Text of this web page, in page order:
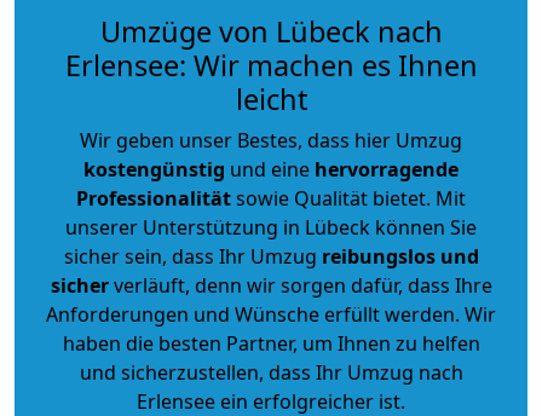
Umzüge von Lübeck nach
Erlensee: Wir machen es Ihnen
leicht
Wir geben unser Bestes, dass hier Umzug
kostengünstig und eine hervorragende
Professionalitätsowie Qualität bietet. Mit
unserer Unterstützung in Lübeck können Sie
sicher sein, dass Ihr Umzug reibungslos und
sicherverläuft, denn wir sorgen dafür, dass Ihre
Anforderungen und Wünsche erfüllt werden. Wir
haben die besten Partner, um Ihnen zu helfen
und sicherzustellen, dass Ihr Umzug nach
Erlensee ein erfolgreicher ist.